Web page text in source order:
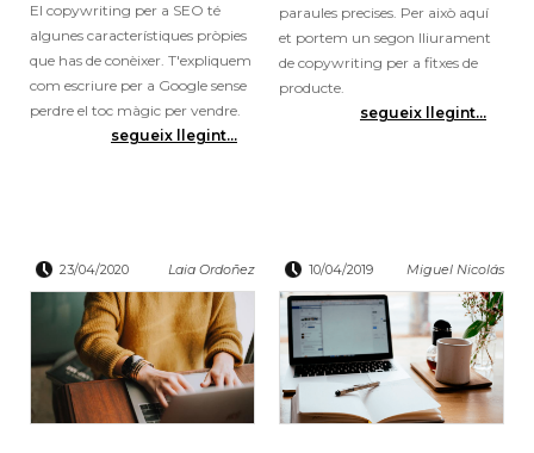
El copywriting per a SEO té
algunes característiques pròpies
que has de conèixer. T'expliquem
com escriure per a Google sense
perdre el toc màgic per vendre.
segueix llegint...
paraules precises. Per això aquí
et portem un segon lliurament
de copywriting per a fitxes de
producte.
segueix llegint...
23/04/2020 Laia Ordoñez 10/04/2019 Miguel Nicolás